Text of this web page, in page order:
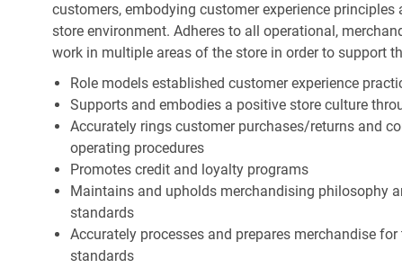
customers, embodying customer experience
store environment. Adheres to all operational,
work in multiple areas of the store in order to support
Role models established customer experience
Supports and embodies a positive store culture
Accurately rings customer purchases/returns and
operating procedures
Promotes credit and loyalty programs
Maintains and upholds merchandising philosophy
standards
Accurately processes and prepares merchandise
standards